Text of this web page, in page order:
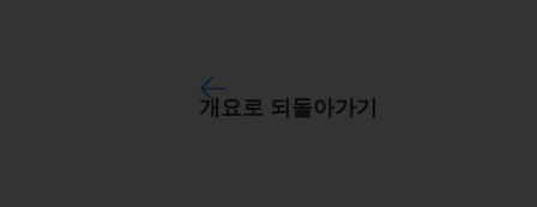
개요로 되돌아가기